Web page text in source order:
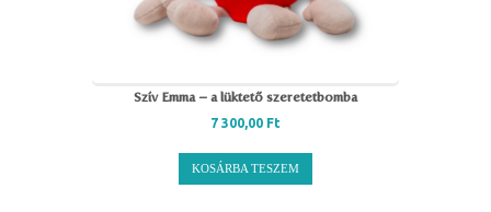
Szív Emma – a lüktető szeretetbomba
7 300,00 Ft
KOSÁRBA TESZEM